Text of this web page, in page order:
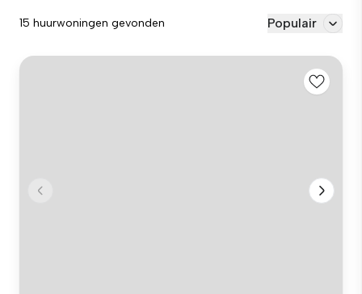
15 huurwoningen gevonden Populair